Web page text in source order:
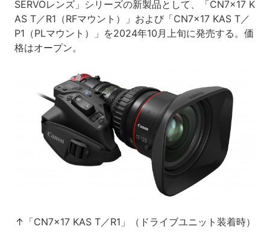
SERVOレンズ」シリーズの新製品として、「CN7×17 K
AS T／R1（RFマウント）」および「CN7×17 KAS T／
P1（PLマウント）」を2024年10月上旬に発売する。価
格はオープン。
↑「CN7×17 KAS T／R1」（ドライブユニット装着時）